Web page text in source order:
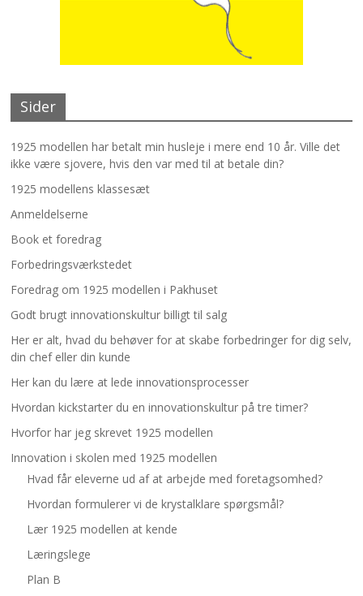
Sider
1925 modellen har betalt min husleje i mere end 10 år. Ville det
ikke være sjovere, hvis den var med til at betale din?
1925 modellens klassesæt
Anmeldelserne
Book et foredrag
Forbedringsværkstedet
Foredrag om 1925 modellen i Pakhuset
Godt brugt innovationskultur billigt til salg
Her er alt, hvad du behøver for at skabe forbedringer for dig selv,
din chef eller din kunde
Her kan du lære at lede innovationsprocesser
Hvordan kickstarter du en innovationskultur på tre timer?
Hvorfor har jeg skrevet 1925 modellen
Innovation i skolen med 1925 modellen
Hvad får eleverne ud af at arbejde med foretagsomhed?
Hvordan formulerer vi de krystalklare spørgsmål?
Lær 1925 modellen at kende
Læringslege
Plan B